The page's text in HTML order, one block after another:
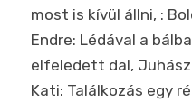
most is kívül állni, :
Endre: Lédával a
elfeledett dal, Juhász
Kati: Találkozás egy